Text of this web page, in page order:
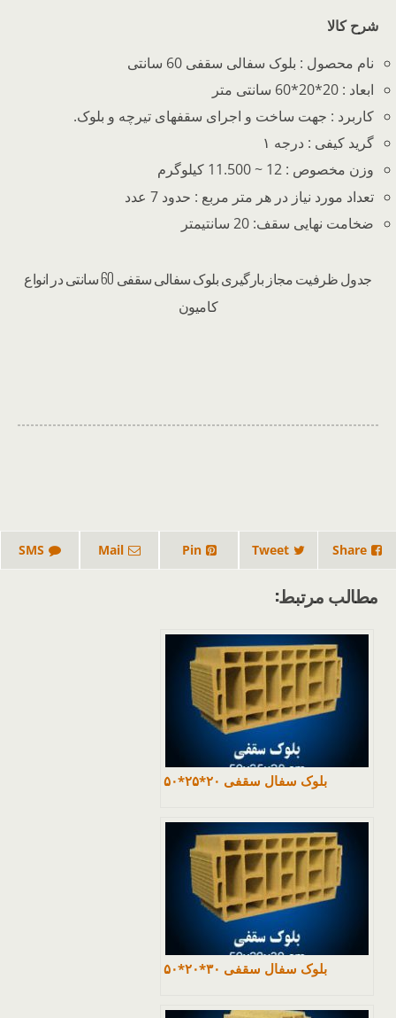
شرح کالا
نام محصول : بلوک سفالی سقفی 60 سانتی
ابعاد : 20*20*60 سانتی متر
کاربرد : جهت ساخت و اجرای سقفهای تیرچه و بلوک.
گرید کیفی : درجه ۱
وزن مخصوص : 12 ~ 11.500 کیلوگرم
تعداد مورد نیاز در هر متر مربع : حدود 7 عدد
ضخامت نهایی سقف: 20 سانتیمتر
جدول ظرفیت مجاز بارگیری بلوک سفالی سقفی 60 سانتی در انواع
کامیون
Share
Tweet
Pin
Mail
SMS
مطالب مرتبط:
بلوک سفال سقفی ۲۰*۲۵*۵۰
بلوک سفال سقفی ۳۰*۲۰*۵۰